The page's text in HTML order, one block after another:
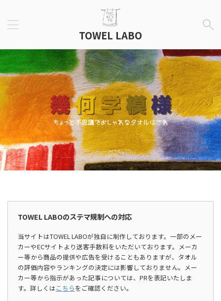
TOWEL LABO
TOWEL LABOのステマ規制への対応
当サイトはTOWEL LABOが独自に制作しております。一部のメー
カーやECサイトより送客手数料をいただいております。メーカ
ー等から商品の提供や広告を受けることもありますが、タオル
の評価内容やランキングの決定には影響しておりません。メー
カー等から指示があった記事については、PRを表記いたしま
す。詳しくはこちらをご確認ください。